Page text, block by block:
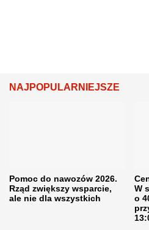
NAJPOPULARNIEJSZE
Pomoc do nawozów 2026.
Rząd zwiększy wsparcie,
ale nie dla wszystkich
W
o